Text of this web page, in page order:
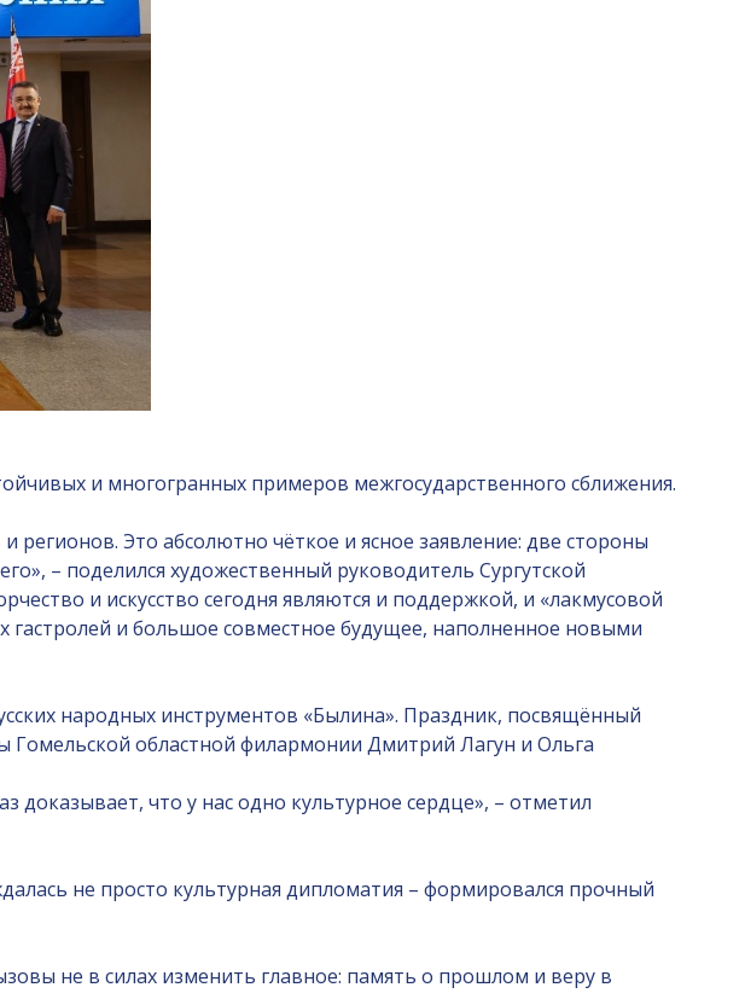
и многогранных примеров межгосударственного сближения.
Это абсолютно чёткое и ясное заявление: две стороны
– поделился художественный руководитель Сургутской
и искусство сегодня являются и поддержкой, и «лакмусовой
и большое совместное будущее, наполненное новыми
народных инструментов «Былина». Праздник, посвящённый
Гомельской областной филармонии Дмитрий Лагун и Ольга
доказывает, что у нас одно культурное сердце», – отметил
не просто культурная дипломатия – формировался прочный
не в силах изменить главное: память о прошлом и веру в